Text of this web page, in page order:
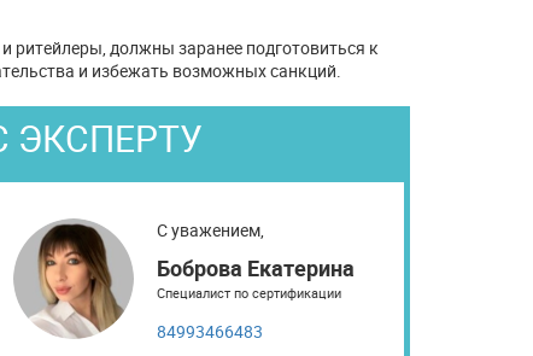
ритейлеры, должны заранее подготовиться к
и избежать возможных санкций.
ЭКСПЕРТУ
С уважением,
Боброва Екатерина
Специалист по сертификации
84993466483